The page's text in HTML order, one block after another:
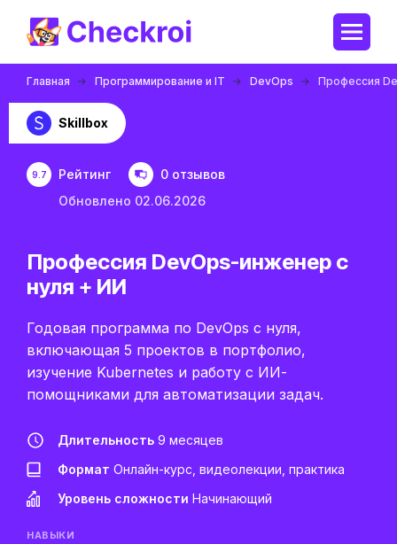
Главная Программирование и IT DevOps Профессия
Skillbox
9.7 Рейтинг
0 отзывов
Обновлено 02.06.2026
Профессия DevOps-инженер с
нуля + ИИ
Годовая программа по DevOps с нуля,
включающая 5 проектов в портфолио,
изучение Kubernetes и работу с ИИ-
помощниками для автоматизации задач.
Длительность 9 месяцев
Формат Онлайн-курс, видеолекции, практика
Уровень сложности Начинающий
НАВЫКИ